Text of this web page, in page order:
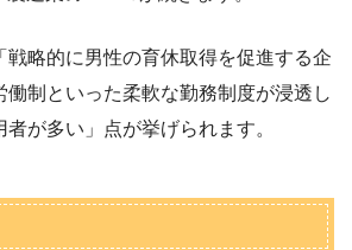
戦略的に男性の育休取得を促進する企
働制といった柔軟な勤務制度が浸透し
が多い」点が挙げられます。